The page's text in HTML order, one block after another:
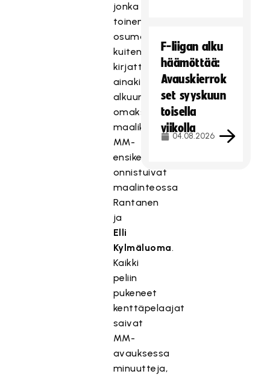
jonka
toinen
osuma
kuitenkin
kirjattiin
ainakin
alkuun
omaksi
maaliksi.
MM-
ensikertalaisista
onnistuivat
maalinteossa
Rantanen
ja
Elli
Kylmäluoma.
Kaikki
peliin
pukeneet
kenttäpelaajat
saivat
MM-
avauksessa
minuutteja,
F-liigan alku
häämöttää:
Avauskierrok
set syyskuun
toisella
viikolla
04.08.2026